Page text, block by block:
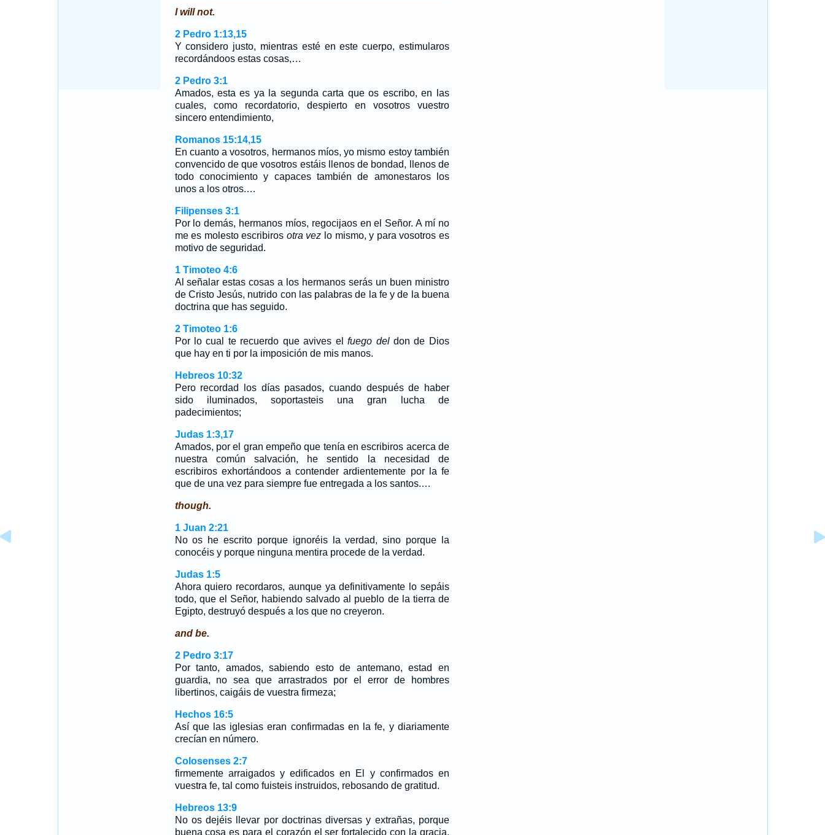
I will not.
2 Pedro 1:13,15
Y considero justo, mientras esté en este cuerpo, estimularos
recordándoos estas cosas,…
2 Pedro 3:1
Amados, esta es ya la segunda carta que os escribo, en las
cuales, como recordatorio, despierto en vosotros vuestro
sincero entendimiento,
Romanos 15:14,15
En cuanto a vosotros, hermanos míos, yo mismo estoy también
convencido de que vosotros estáis llenos de bondad, llenos de
todo conocimiento y capaces también de amonestaros los
unos a los otros.…
Filipenses 3:1
Por lo demás, hermanos míos, regocijaos en el Señor. A mí no
me es molesto escribiros otra vez lo mismo, y para vosotros es
motivo de seguridad.
1 Timoteo 4:6
Al señalar estas cosas a los hermanos serás un buen ministro
de Cristo Jesús, nutrido con las palabras de la fe y de la buena
doctrina que has seguido.
2 Timoteo 1:6
Por lo cual te recuerdo que avives elfuego deldon de Dios
que hay en ti por la imposición de mis manos.
Hebreos 10:32
Pero recordad los días pasados, cuando después de haber
sido iluminados, soportasteis una gran lucha de
padecimientos;
Judas 1:3,17
Amados, por el gran empeño que tenía en escribiros acerca de
nuestra común salvación, he sentido la necesidad de
escribiros exhortándoos a contender ardientemente por la fe
que de una vez para siempre fue entregada a los santos.…
though.
1 Juan 2:21
No os he escrito porque ignoréis la verdad, sino porque la
conocéis y porque ninguna mentira procede de la verdad.
Judas 1:5
Ahora quiero recordaros, aunque ya definitivamente lo sepáis
todo, que el Señor, habiendo salvado al pueblo de la tierra de
Egipto, destruyó después a los que no creyeron.
and be.
2 Pedro 3:17
Por tanto, amados, sabiendo esto de antemano, estad en
guardia, no sea que arrastrados por el error de hombres
libertinos, caigáis de vuestra firmeza;
Hechos 16:5
Así que las iglesias eran confirmadas en la fe, y diariamente
crecían en número.
Colosenses 2:7
firmemente arraigados y edificados en El y confirmados en
vuestra fe, tal como fuisteis instruidos, rebosando de gratitud.
Hebreos 13:9
No os dejéis llevar por doctrinas diversas y extrañas, porque
buena cosa es para el corazón el ser fortalecido con la gracia,